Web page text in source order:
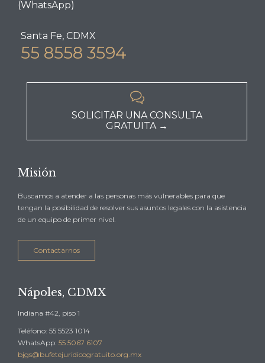
(WhatsApp)
Santa Fe, CDMX
55 8558 3594

SOLICITAR UNA CONSULTA
GRATUITA →
Misión
Buscamos a atender a las personas más vulnerables para que
tengan la posibilidad de resolver sus asuntos legales con la asistencia
de un equipo de primer nivel.
Contactarnos
Nápoles, CDMX
Indiana #42, piso 1
Teléfono: 55 5523 1014
WhatsApp: 55 5067 6107
bjgs@bufetejuridicogratuito.org.mx